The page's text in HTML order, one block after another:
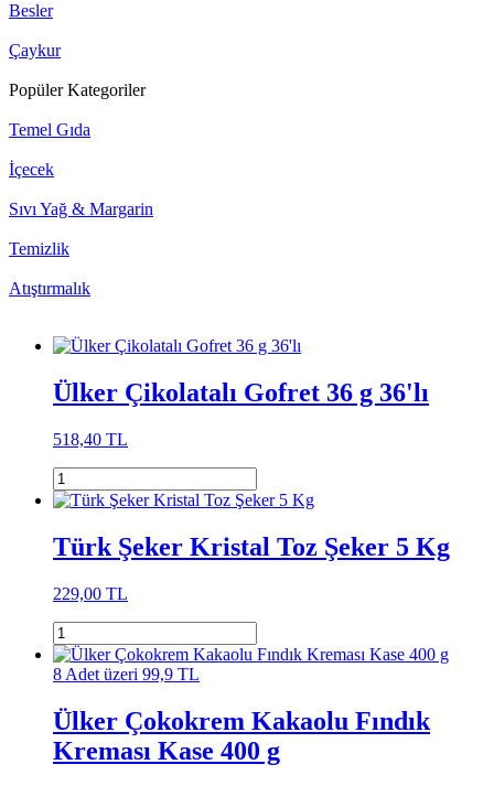
Besler
Çaykur
Popüler Kategoriler
Temel Gıda
İçecek
Sıvı Yağ & Margarin
Temizlik
Atıştırmalık
Ülker Çikolatalı Gofret 36 g 36'lı
518,40 TL
Türk Şeker Kristal Toz Şeker 5 Kg
229,00 TL
8 Adet üzeri 99,9 TL
Ülker Çokokrem Kakaolu Fındık
Kreması Kase 400 g